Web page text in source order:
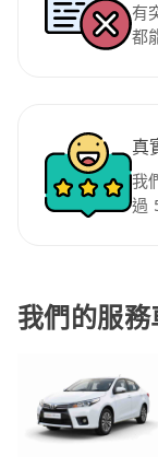
有
都
真
我
過
我們的服